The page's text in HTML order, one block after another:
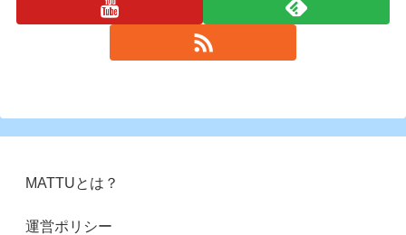
MATTUとは？
運営ポリシー